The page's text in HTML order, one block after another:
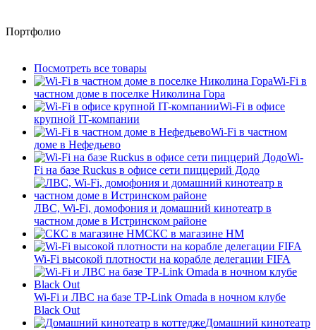
Портфолио
Посмотреть все товары
Wi-Fi в
частном доме в поселке Николина Гора
Wi-Fi в офисе
крупной IT-компании
Wi-Fi в частном
доме в Нефедьево
Wi-
Fi на базе Ruckus в офисе сети пиццерий Додо
ЛВС, Wi-Fi, домофония и домашний кинотеатр в
частном доме в Истринском районе
СКС в магазине HM
Wi-Fi высокой плотности на корабле делегации FIFA
Wi-Fi и ЛВС на базе TP-Link Omada в ночном клубе
Black Out
Домашний кинотеатр